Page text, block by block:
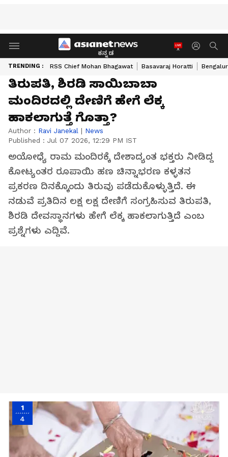
ಕನ್ನಡ
TRENDING : RSS Chief Mohan Bhagawat Basavaraj Horatti
ತಿರುಪತಿ, ಶಿರಡಿ ಸಾಯಿಬಾಬಾ
ಮಂದಿರದಲ್ಲಿ ದೇಣಿಗೆ ಹೇಗೆ ಲೆಕ್ಕ
ಹಾಕಲಾಗುತ್ತೆ ಗೊತ್ತಾ?
Author : Ravi Janekal | News
Published : Jul 07 2026, 12:29 PM IST
ಅಯೋಧ್ಯೆ ರಾಮ ಮಂದಿರಕ್ಕೆ ದೇಶಾದ್ಯಂತ ಭಕ್ತರು ನೀಡಿದ್ದ
ಕೋಟ್ಯಂತರ ರೂಪಾಯಿ ಹಣ ಚಿನ್ನಾಭರಣ ಕಳ್ಳತನ
ಪ್ರಕರಣ ದಿನಕ್ಕೊಂದು ತಿರುವು ಪಡೆದುಕೊಳ್ಳುತ್ತಿದೆ. ಈ
ನಡುವೆ ಪ್ರತಿದಿನ ಲಕ್ಷ ಲಕ್ಷ ದೇಣಿಗೆ ಸಂಗ್ರಹಿಸುವ ತಿರುಪತಿ,
ಶಿರಡಿ ದೇವಸ್ಥಾನಗಳು ಹೇಗೆ ಲೆಕ್ಕ ಹಾಕಲಾಗುತ್ತಿದೆ ಎಂಬ
ಪ್ರಶ್ನೆಗಳು ಎದ್ದಿವೆ.
1
4